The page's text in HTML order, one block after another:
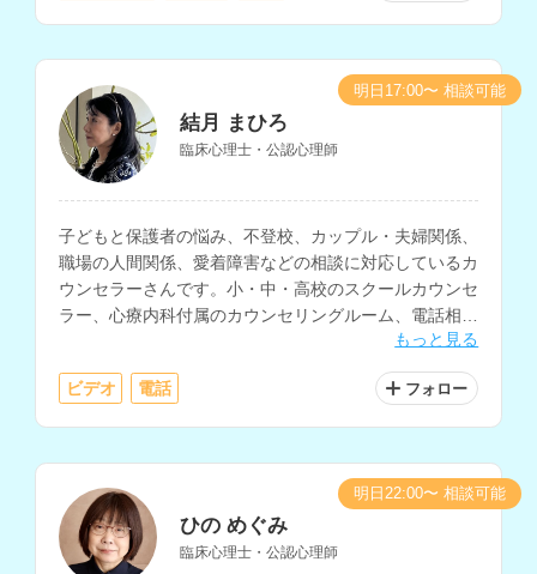
結月 まひろ
臨床心理士・公認心理師
子どもと保護者の悩み、不登校、カップル・夫婦関係、
職場の人間関係、愛着障害などの相談に対応しているカ
ウンセラーさんです。小・中・高校のスクールカウンセ
ラー、心療内科付属のカウンセリングルーム、電話相
談、総合病院・大学病院の精神科、企業などでの相談経
験をお持ちです。
もっと見る
ビデオ 電話 フォロー
明日17:00〜 相談可能
ひの めぐみ
臨床心理士・公認心理師
明日22:00〜 相談可能